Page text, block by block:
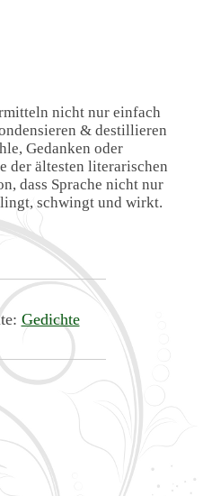
nicht nur einfach
& destillieren
Gedanken oder
der ältesten literarischen
dass Sprache nicht nur
schwingt und wirkt.
Gedichte